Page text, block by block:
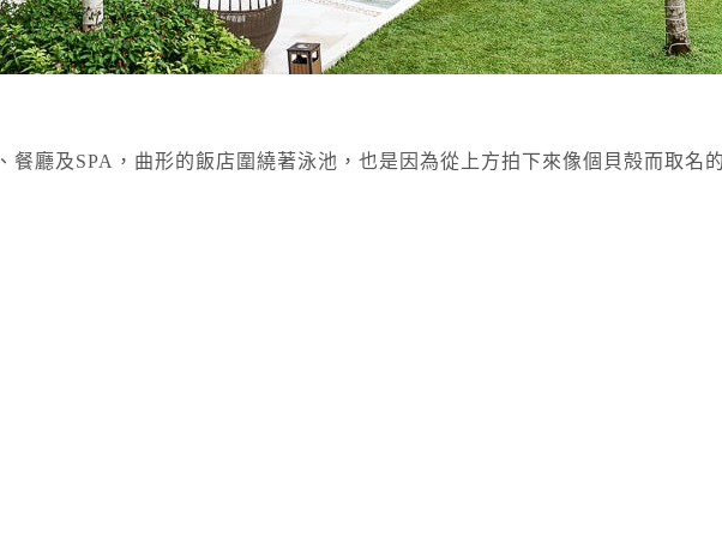
餐廳及SPA，曲形的飯店圍繞著泳池，也是因為從上方拍下來像個貝殻而取名